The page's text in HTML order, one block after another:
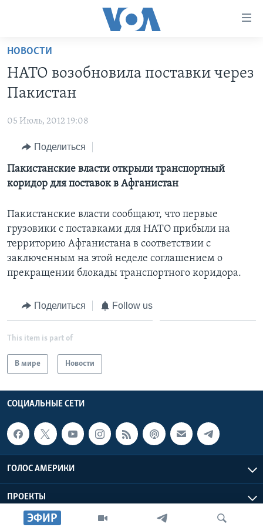
Перейти
основной
контент
навигации
Перейти
НОВОСТИ ЗА МИНУТУ
ИТОГИ
ПОЧЕМУ ЭТО ВАЖНО?
ДИСКУССИЯ VOA
ДЕТАЛИ
НЬЮ-ЙОРК NEW YORK
АМЕРИКА. БОЛЬШОЕ ПУТЕШЕСТВИЕ
УЧИМ АНГЛИЙСКИЙ
НАША АМЕРИКАНСКАЯ ИСТОРИЯ
А КАК В АМЕРИКЕ?
АРТЕФАКТЫ
АМЕРИКАНСКИЕ ГОРОДКИ
ТЕСТЫ
ЭКСПЕРТИЗА
ИНТЕРВЬЮ
ФАКТЫ ПРОТИВ ФЕЙКОВ
ЗА СВОБОДУ ПРЕССЫ
УЧИМ АНГЛИЙСКИЙ
ВИДЕО
ПОДПИСКА НА НОВОСТИ
Языки
ЭФИР
НОВОСТИ
НАТО возобновила поставки через
Пакистан
05 Июль, 2012 19:08
Поделиться
Пакистанские власти открыли транспортный
коридор для поставок в Афганистан
Пакистанские власти сообщают, что первые
грузовики с поставками для НАТО прибыли на
территорию Афганистана в соответствии с
заключенным на этой неделе соглашением о
прекращении блокады транспортного коридора.
Поделиться Follow us
This item is part of
В мире Новости
СОЦИАЛЬНЫЕ СЕТИ
ГОЛОС АМЕРИКИ
ПРОЕКТЫ